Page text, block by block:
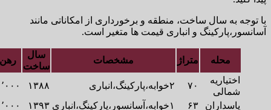
سال ساخت، منطقه و برخورداری از امکاناتی مانند
و انباری قیمت ها متغیر است.
متراژ مشخصات
رهن(تومان)
۷۰ ۲خوابه،پارکینگ،انباری
۸۰۰٬۰۰۰٬۰۰۰
۶۳ ۱خوابه،آسانسور،پارکینگ،انباری ۱۳۹۳
۸۰۰٬۰۰۰٬۰۰۰